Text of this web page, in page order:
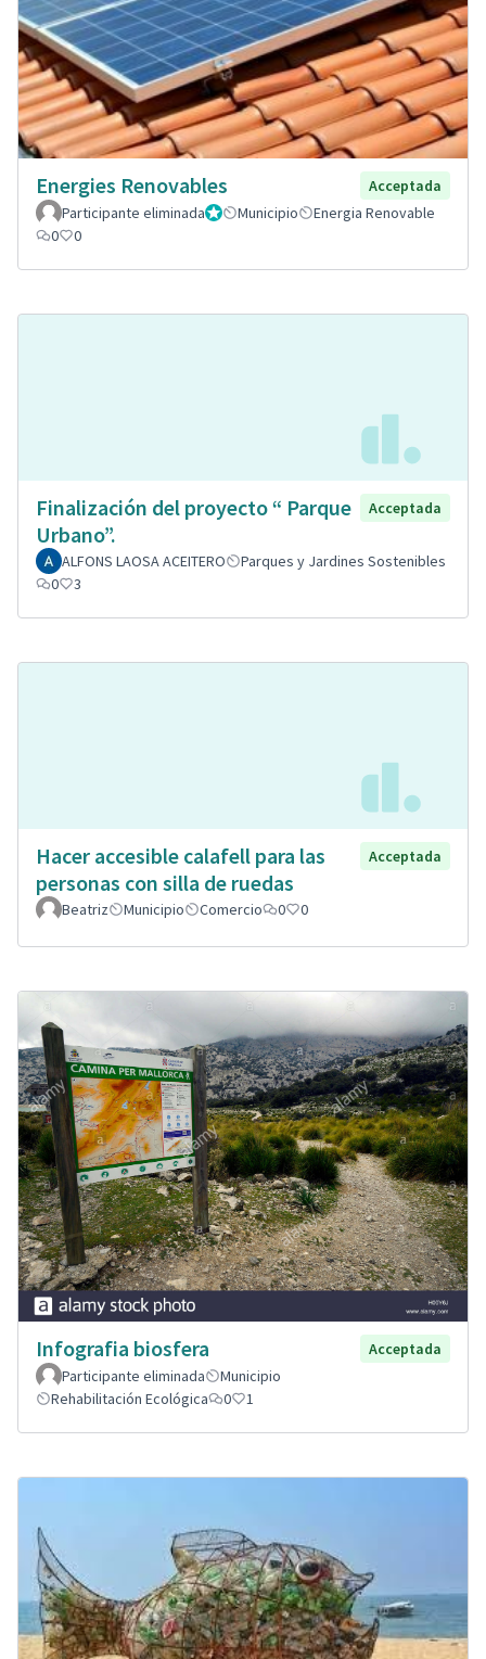
Energies Renovables
Acceptada
Participante eliminadaAdministrador
Municipio
Energia Renovable
0
0
Finalización del proyecto “ Parque
Urbano”.
Acceptada
ALFONS LAOSA ACEITERO
Parques y Jardines Sostenibles
0
3
Hacer accesible calafell para las
personas con silla de ruedas
Acceptada
Beatriz Municipio Comercio 0 0
Infografia biosfera
Acceptada
Participante eliminada
Municipio
Rehabilitación Ecológica
0 1